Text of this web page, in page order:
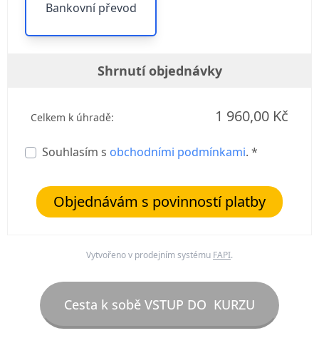
Bankovní převod
Shrnutí objednávky
Celkem k úhradě: 1 960,00 Kč
Souhlasím s obchodními podmínkami. *
Objednávám s povinností platby
Vytvořeno v prodejním systému FAPI.
Cesta k sobě VSTUP DO KURZU